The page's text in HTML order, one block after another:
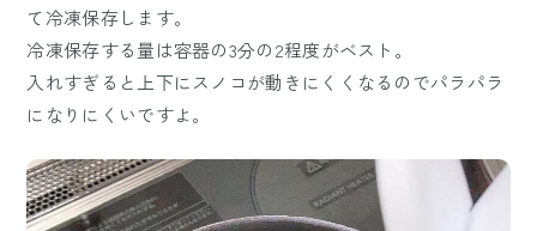
て冷凍保存します。
冷凍保存する量は容器の3分の2程度がベスト。
入れすぎると上下にスノコが動きにくくなるのでパラパラ
になりにくいですよ。